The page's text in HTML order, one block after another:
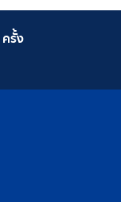
ครั้ง